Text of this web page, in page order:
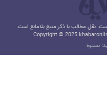
نقل مطالب با ذکر منبع بلامانع است.
Copyright © 2025
نستوه